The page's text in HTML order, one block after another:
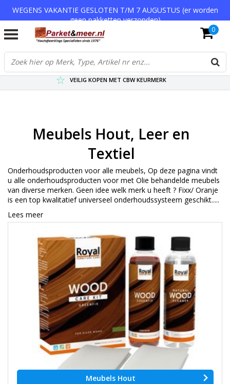
WEGENS VAKANTIE GESLOTEN T/M 7 AUGUSTUS (er worden
geen pakketten verzonden)
VERZENDKOSTEN € 7,95 (GRATIS VA €75,-)
SCHERPSTE PRIJZEN TOT WEL 75% KORTING !
VEILIG KOPEN MET CBW KEURMERK
0
Meubels Hout, Leer en
Textiel
Onderhoudsproducten voor alle meubels, Op deze pagina vindt
u alle onderhoudsproducten voor met Olie behandelde meubels
van diverse merken. Geen idee welk merk u heeft ? Fixx/ Oranje
is een top kwalitatief universeel onderhoudssysteem geschikt.....
Lees meer
Meubels Hout